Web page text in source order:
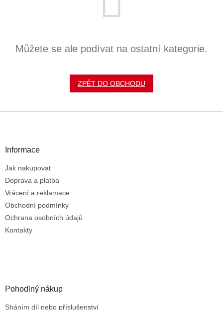
Můžete se ale podívat na ostatní kategorie.
ZPĚT DO OBCHODU
Informace
Jak nakupovat
Doprava a platba
Vrácení a reklamace
Obchodní podmínky
Ochrana osobních údajů
Kontakty
Pohodlný nákup
Sháním díl nebo příslušenství